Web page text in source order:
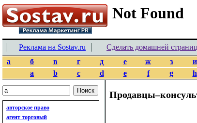
Реклама на Sostav.ru Сделать домашней
а
б в г д е ж з и
a
b c d e f g h
авторское право
агент торговый